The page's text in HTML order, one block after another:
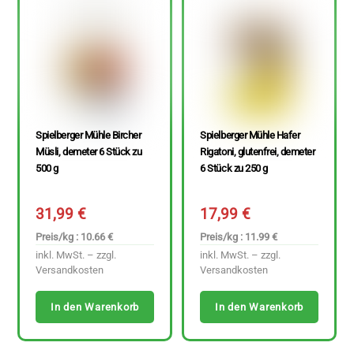
Spielberger Mühle Bircher
Müsli, demeter 6 Stück zu
500 g
31,99€
Preis/kg : 10.66 €
inkl. MwSt. – zzgl.
Versandkosten
In den Warenkorb
Spielberger Mühle Hafer
Rigatoni, glutenfrei, demeter
6 Stück zu 250 g
17,99€
Preis/kg : 11.99 €
inkl. MwSt. – zzgl.
Versandkosten
In den Warenkorb